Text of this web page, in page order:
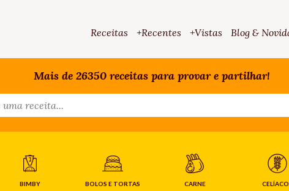
Receitas +Recentes +Vistas Blog &
Mais de 26350 receitas para provar e partilhar!
BIMBY BOLOS E TORTAS CARNE